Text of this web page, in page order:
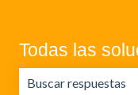
Todas las